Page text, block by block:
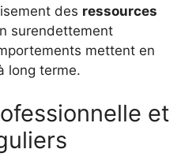
des ressources
surendettement
mettent en
long terme.
et